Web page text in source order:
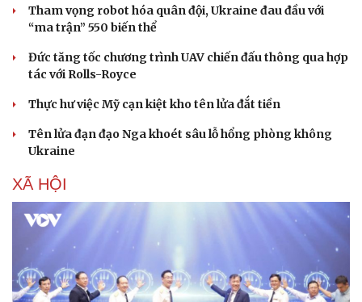
Tham vọng robot hóa quân đội, Ukraine đau đầu với
“ma trận” 550 biến thể
Đức tăng tốc chương trình UAV chiến đấu thông qua hợp
tác với Rolls-Royce
Thực hư việc Mỹ cạn kiệt kho tên lửa đắt tiền
Tên lửa đạn đạo Nga khoét sâu lỗ hổng phòng không
Ukraine
XÃ HỘI